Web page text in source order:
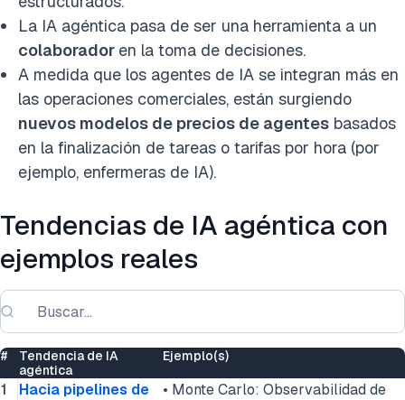
La IA agéntica pasa de ser una herramienta a un
colaborador en la toma de decisiones.
A medida que los agentes de IA se integran más en
las operaciones comerciales, están surgiendo
nuevos modelos de precios de agentes basados
en la finalización de tareas o tarifas por hora (por
ejemplo, enfermeras de IA).
Tendencias de IA agéntica con
ejemplos reales
#
Tendencia de IA
agéntica
Ejemplo(s)
1
Hacia pipelines de
• Monte Carlo: Observabilidad de
Cita esta investigación